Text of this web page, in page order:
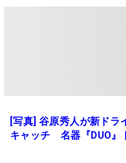
[写真] 谷原秀人が新ドラ
キャッチ 名器『DUO』